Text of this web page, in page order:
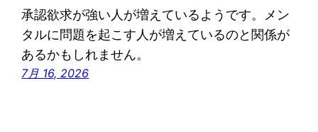
承認欲求が強い人が増えているようです。メン
タルに問題を起こす人が増えているのと関係が
あるかもしれません。
7月 16, 2026